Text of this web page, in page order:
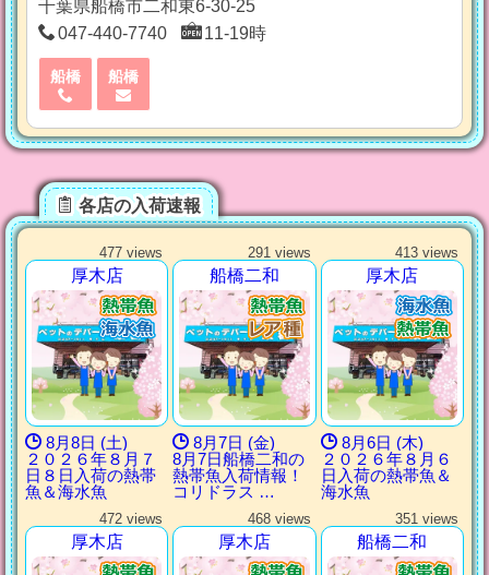
千葉県船橋市二和東6-30-25
047-440-7740
11-19時
船橋 船橋
各店の入荷速報
477 views
厚木店
8月8日 (土)
２０２６年８月７
日８日入荷の熱帯
魚＆海水魚
291 views
船橋二和
8月7日 (金)
8月7日船橋二和の
熱帯魚入荷情報！
コリドラス …
413 views
厚木店
8月6日 (木)
２０２６年８月６
日入荷の熱帯魚＆
海水魚
472 views
厚木店
468 views
厚木店
351 views
船橋二和